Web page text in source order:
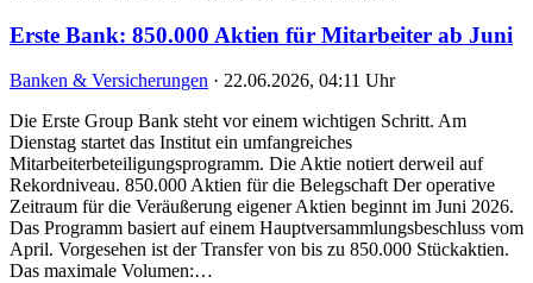
Erste Bank: 850.000 Aktien für Mitarbeiter ab Juni
Banken & Versicherungen · 22.06.2026, 04:11 Uhr
Die Erste Group Bank steht vor einem wichtigen Schritt. Am
Dienstag startet das Institut ein umfangreiches
Mitarbeiterbeteiligungsprogramm. Die Aktie notiert derweil auf
Rekordniveau. 850.000 Aktien für die Belegschaft Der operative
Zeitraum für die Veräußerung eigener Aktien beginnt im Juni 2026.
Das Programm basiert auf einem Hauptversammlungsbeschluss vom
April. Vorgesehen ist der Transfer von bis zu 850.000 Stückaktien.
Das maximale Volumen:…